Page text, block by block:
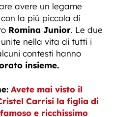
avere un legame
la più piccola di
Romina Junior. Le due
nella vita di tutti i
contesti hanno
insieme.
Avete mai visto il
Carrisi la figlia di
e ricchissimo